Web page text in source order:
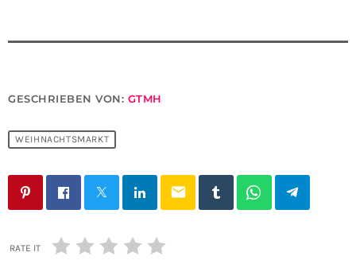
GESCHRIEBEN VON: GTMH
WEIHNACHTSMARKT
email
RATE IT